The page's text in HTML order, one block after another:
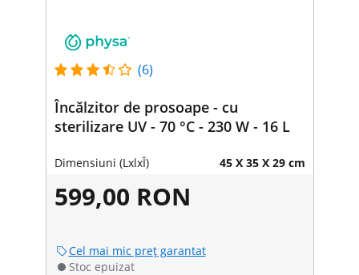
(6)
Încălzitor de prosoape - cu
sterilizare UV - 70 °C - 230 W - 16 L
Dimensiuni (LxlxÎ) 45 X 35 X 29 cm
599,00 RON
Cel mai mic preț garantat
Stoc epuizat